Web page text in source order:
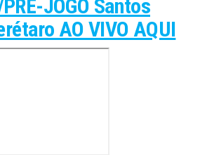
JOGO Santos
AO VIVO AQUI